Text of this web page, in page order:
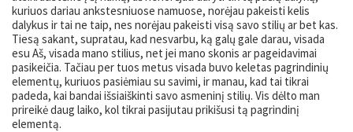
kuriuos dariau ankstesniuose namuose, norėjau pakeisti kelis
dalykus ir tai ne taip, nes norėjau pakeisti visą savo stilių ar bet kas.
Tiesą sakant, supratau, kad nesvarbu, ką galų gale darau, visada
esu Aš, visada mano stilius, net jei mano skonis ar pageidavimai
pasikeičia. Tačiau per tuos metus visada buvo keletas pagrindinių
elementų, kuriuos pasiėmiau su savimi, ir manau, kad tai tikrai
padeda, kai bandai išsiaiškinti savo asmeninį stilių. Vis dėlto man
prireikė daug laiko, kol tikrai pasijutau prikišusi tą pagrindinį
elementą.